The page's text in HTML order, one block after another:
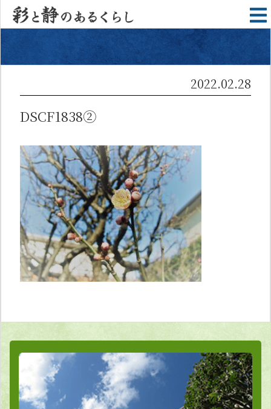
2022.02.28
DSCF1838②